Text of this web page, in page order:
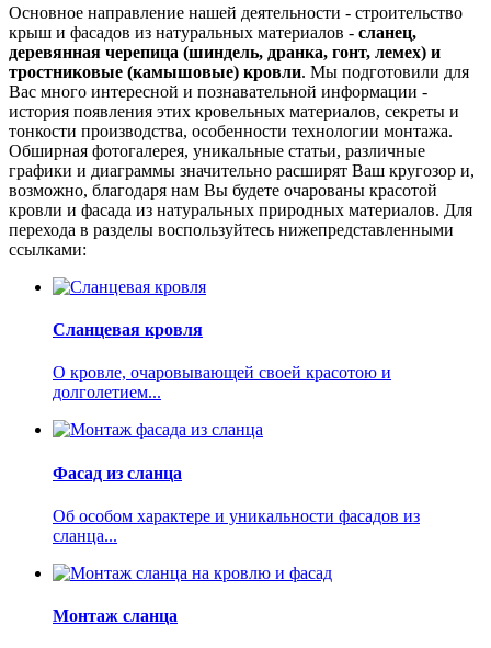
Основное направление нашей деятельности - строительство
крыш и фасадов из натуральных материалов - сланец,
деревянная черепица (шиндель, дранка, гонт, лемех) и
тростниковые (камышовые) кровли. Мы подготовили для
Вас много интересной и познавательной информации -
история появления этих кровельных материалов, секреты и
тонкости производства, особенности технологии монтажа.
Обширная фотогалерея, уникальные статьи, различные
графики и диаграммы значительно расширят Ваш кругозор и,
возможно, благодаря нам Вы будете очарованы красотой
кровли и фасада из натуральных природных материалов. Для
перехода в разделы воспользуйтесь нижепредставленными
ссылками:
Сланцевая кровля
О кровле, очаровывающей своей красотою и
долголетием...
Фасад из сланца
Об особом характере и уникальности фасадов из
сланца...
Монтаж сланца